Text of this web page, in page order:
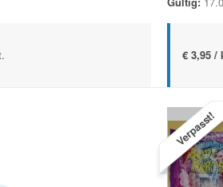
€ 3,95 /
Verpasst!